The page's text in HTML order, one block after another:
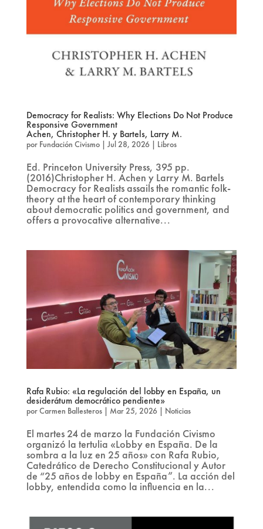
Democracy for Realists: Why Elections Do Not Produce
Responsive Government
Achen, Christopher H. y Bartels, Larry M.
por Fundación Civismo| Jul 28, 2026| Libros
Ed. Princeton University Press, 395 pp.
(2016)Christopher H. Achen y Larry M. Bartels
Democracy for Realists assails the romantic folk-
theory at the heart of contemporary thinking
about democratic politics and government, and
offers a provocative alternative...
Rafa Rubio: «La regulación del lobby en España, un
desiderátum democrático pendiente»
porCarmen Ballesteros| Mar 25, 2026| Noticias
El martes 24 de marzo la Fundación Civismo
organizó la tertulia «Lobby en España. De la
sombra a la luz en 25 años» con Rafa Rubio,
Catedrático de Derecho Constitucional y Autor
de “25 años de lobby en España”. La acción del
lobby, entendida como la influencia en la...